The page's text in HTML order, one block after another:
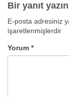
Bir yanıt yazın
E-posta adresiniz
işaretlenmişlerdir
Yorum *